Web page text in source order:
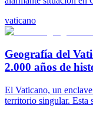
vaticano
Geografía del
2.000 años de
El Vaticano, un
territorio singular. Esta